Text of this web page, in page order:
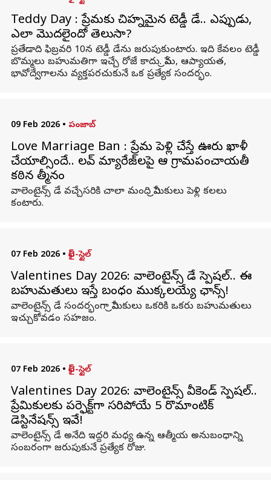
Teddy Day : ప్రేమకు చిహ్నమైన టెడ్డీ డే.. ఎప్పుడు,
ఎలా మొదలైందో తెలుసా?
ప్రతేడాది ఫిబ్రవరి 10న టెడ్డీ డేను జరుపుకుంటారు. ఇది కేవలం టెడ్డీ
బొమ్మలు బహుమతిగా ఇచ్చే రోజే కాదు. ప్రేమ, ఆప్యాయత,
భావోద్వేగాలను వ్యక్తపరచుకునే ఒక ప్రత్యేక సందర్భం.
09 Feb 2026 • పంజాబ్
Love Marriage Ban : ప్రేమ పెళ్లి చేస్తే ఊరు ఖాళీ
చేయాల్సిందే.. లవ్ మ్యారేజ్‌లపై ఆ గ్రామపంచాయతీ
కఠిన తీర్మానం
వాలెంటైన్స్ డే వచ్చేసరికి చాలా మంది ప్రేమికులు పెళ్లి కలలు
కంటారు.
07 Feb 2026 • లైఫ్-స్టైల్
Valentines Day 2026: వాలెంటైన్స్ డే స్పెషల్.. ఈ
బహుమతులు ఇస్తే బంధం ముక్కలయ్యే ఛాన్స్!
వాలెంటైన్స్ డే సందర్భంగా ప్రేమికులు ఒకరికి ఒకరు బహుమతులు
ఇచ్చుకోవడం సహజం.
07 Feb 2026 • లైఫ్-స్టైల్
Valentines Day 2026: వాలెంటైన్స్ వీకెండ్ స్పెషల్..
ప్రేమికులకు పర్ఫెక్ట్‌గా సరిపోయే 5 రొమాంటిక్
డెస్టినేషన్స్ ఇవే!
వాలెంటైన్స్ డే అనేది ఇద్దరి మధ్య ఉన్న ఆత్మీయ అనుబంధాన్ని
సంబరంగా జరుపుకునే ప్రత్యేక రోజు.